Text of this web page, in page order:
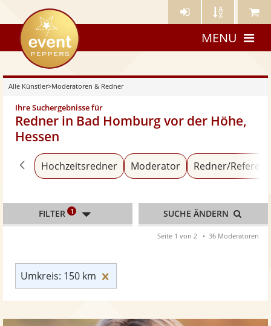
Künstler- Künstler Meine
eventpeppers
MENU
Alle Künstler>Moderatoren & Redner
Ihre Suchergebnisse für
Redner in Bad Homburg vor der Höhe,
Hessen
Zurück zu «Alle Künstler»
Hochzeitsredner Moderator Redner/Referent
Umkreis: 150 km
FILTER 1 SUCHE ÄNDERN
Seite 1 von 2 36 Moderatoren